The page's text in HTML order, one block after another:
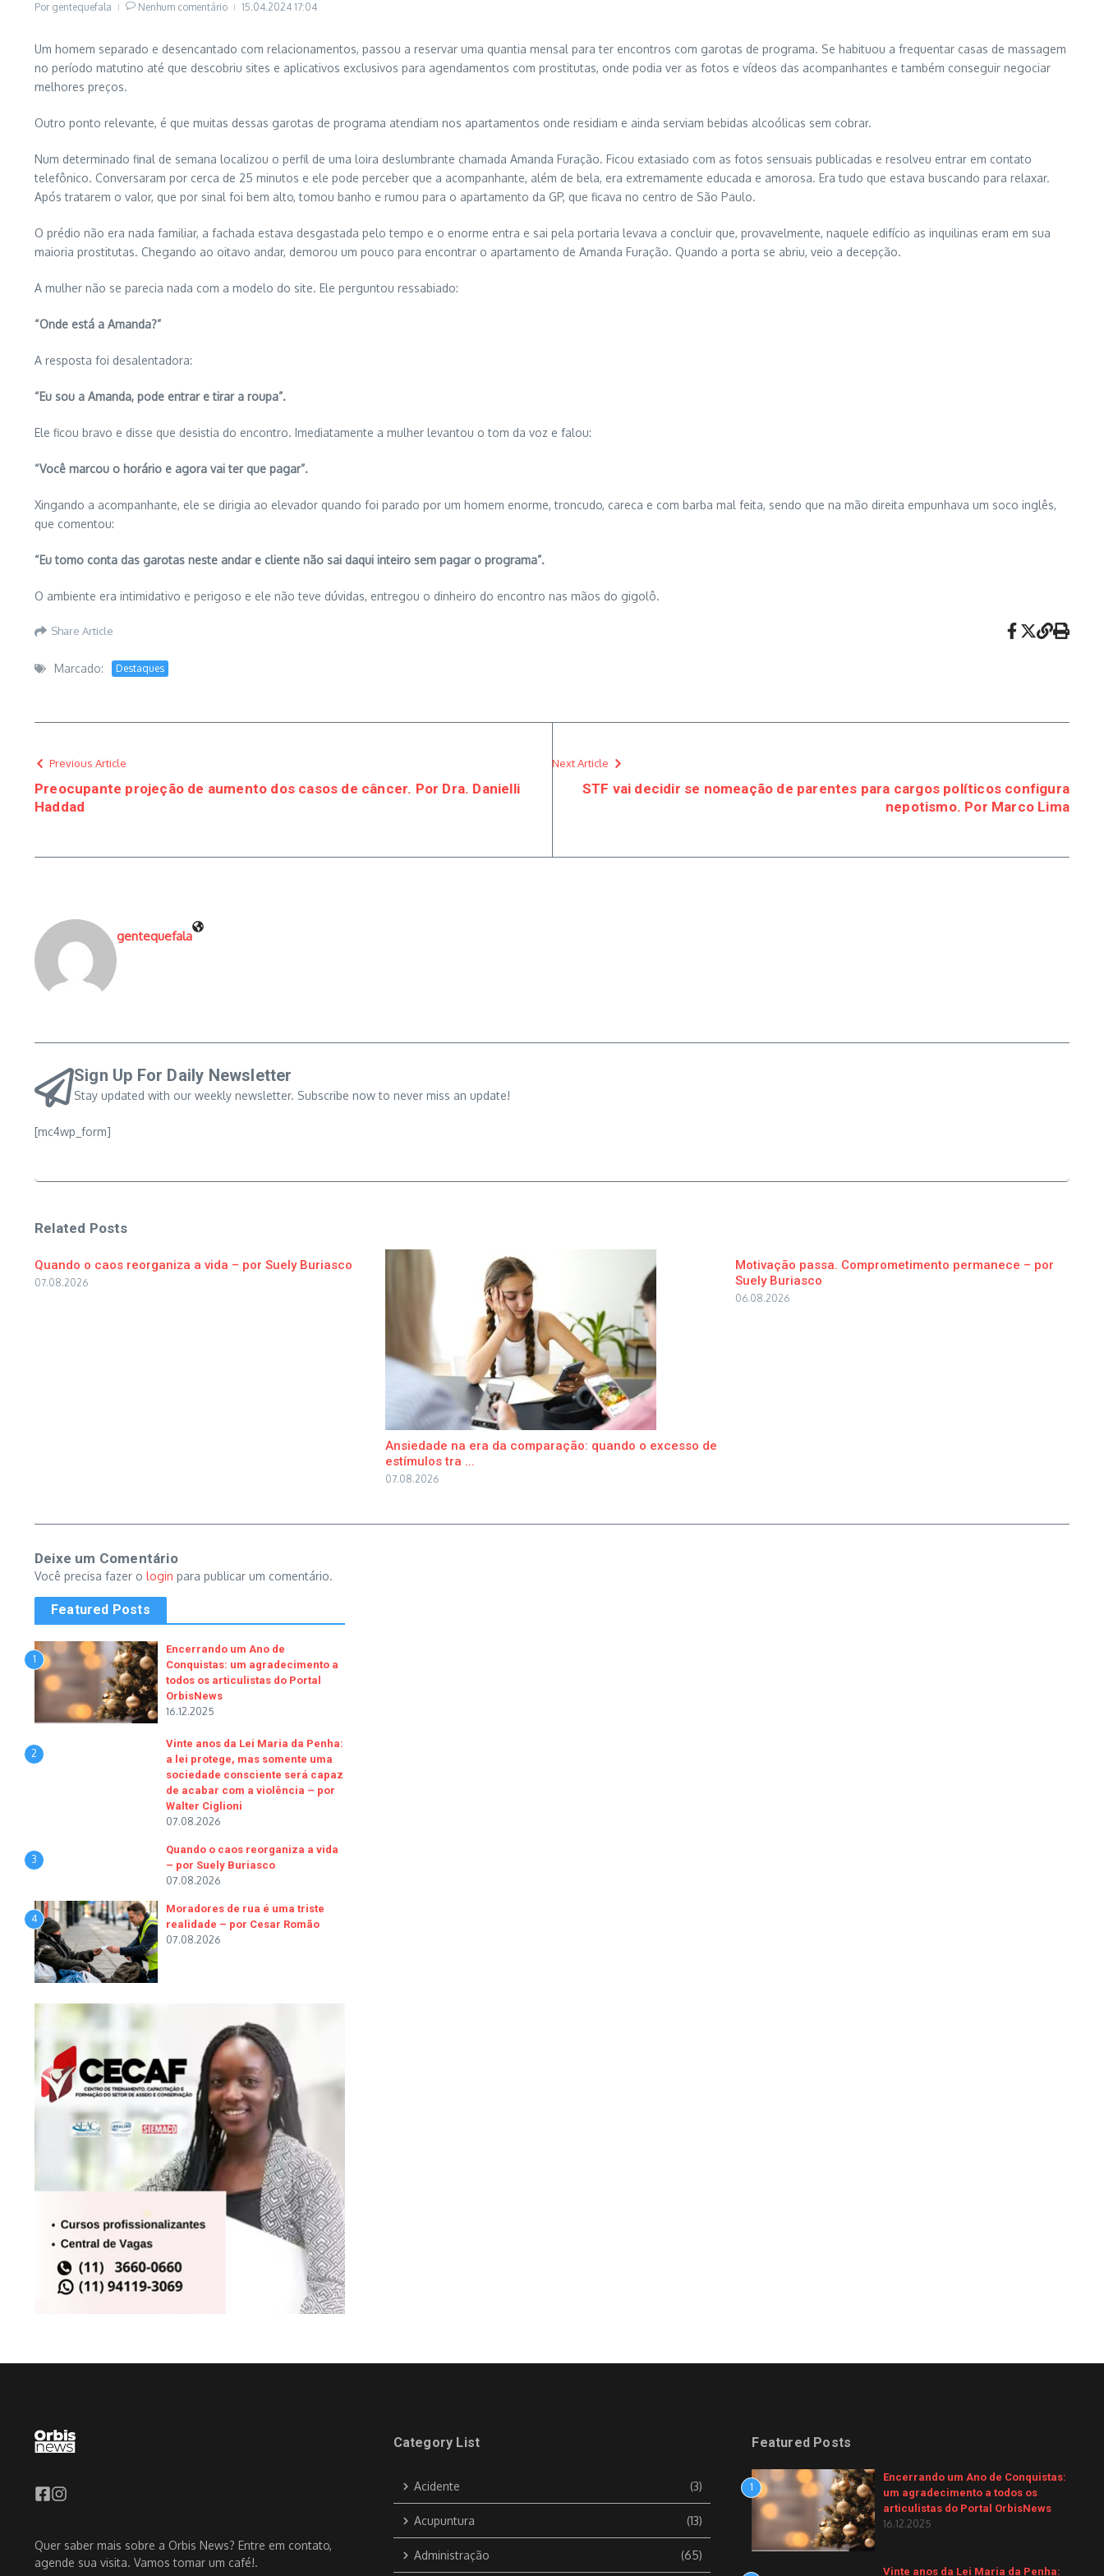
Por gentequefala Nenhum comentário 15.04.2024 17:04
Um homem separado e desencantado com relacionamentos, passou a reservar uma quantia mensal para ter encontros com garotas de programa. Se habituou a frequentar casas de massagem
no período matutino até que descobriu sites e aplicativos exclusivos para agendamentos com prostitutas, onde podia ver as fotos e vídeos das acompanhantes e também conseguir negociar
melhores preços.
Outro ponto relevante, é que muitas dessas garotas de programa atendiam nos apartamentos onde residiam e ainda serviam bebidas alcoólicas sem cobrar.
Num determinado final de semana localizou o perfil de uma loira deslumbrante chamada Amanda Furação. Ficou extasiado com as fotos sensuais publicadas e resolveu entrar em contato
telefônico. Conversaram por cerca de 25 minutos e ele pode perceber que a acompanhante, além de bela, era extremamente educada e amorosa. Era tudo que estava buscando para relaxar.
Após tratarem o valor, que por sinal foi bem alto, tomou banho e rumou para o apartamento da GP, que ficava no centro de São Paulo.
O prédio não era nada familiar, a fachada estava desgastada pelo tempo e o enorme entra e sai pela portaria levava a concluir que, provavelmente, naquele edifício as inquilinas eram em sua
maioria prostitutas. Chegando ao oitavo andar, demorou um pouco para encontrar o apartamento de Amanda Furação. Quando a porta se abriu, veio a decepção.
A mulher não se parecia nada com a modelo do site. Ele perguntou ressabiado:
“Onde está a Amanda?”
A resposta foi desalentadora:
“Eu sou a Amanda, pode entrar e tirar a roupa”.
Ele ficou bravo e disse que desistia do encontro. Imediatamente a mulher levantou o tom da voz e falou:
“Você marcou o horário e agora vai ter que pagar”.
Xingando a acompanhante, ele se dirigia ao elevador quando foi parado por um homem enorme, troncudo, careca e com barba mal feita, sendo que na mão direita empunhava um soco inglês,
que comentou:
“Eu tomo conta das garotas neste andar e cliente não sai daqui inteiro sem pagar o programa”.
O ambiente era intimidativo e perigoso e ele não teve dúvidas, entregou o dinheiro do encontro nas mãos do gigolô.
Share Article
Marcado: Destaques
Previous Article
Preocupante projeção de aumento dos casos de câncer. Por Dra. Danielli
Haddad
Next Article
STF vai decidir se nomeação de parentes para cargos políticos configura
nepotismo. Por Marco Lima
gentequefala
Sign Up For Daily Newsletter
Stay updated with our weekly newsletter. Subscribe now to never miss an update!
[mc4wp_form]
Related Posts
Quando o caos reorganiza a vida – por Suely Buriasco
07.08.2026
Ansiedade na era da comparação: quando o excesso de
estímulos tra ...
07.08.2026
Motivação passa. Comprometimento permanece – por
Suely Buriasco
06.08.2026
Deixe um Comentário
Você precisa fazer o login para publicar um comentário.
Featured Posts
1
Encerrando um Ano de
Conquistas: um agradecimento a
todos os articulistas do Portal
OrbisNews
16.12.2025
2
Vinte anos da Lei Maria da Penha:
a lei protege, mas somente uma
sociedade consciente será capaz
de acabar com a violência – por
Walter Ciglioni
07.08.2026
3
Quando o caos reorganiza a vida
– por Suely Buriasco
07.08.2026
4
Moradores de rua é uma triste
realidade – por Cesar Romão
07.08.2026
Quer saber mais sobre a Orbis News? Entre em contato,
agende sua visita. Vamos tomar um café!.
Category List
Acidente (3)
Acupuntura (13)
Administração (65)
Featured Posts
1
Encerrando um Ano de Conquistas:
um agradecimento a todos os
articulistas do Portal OrbisNews
16.12.2025
Vinte anos da Lei Maria da Penha: